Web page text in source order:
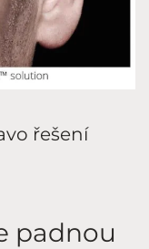
řešení
padnou